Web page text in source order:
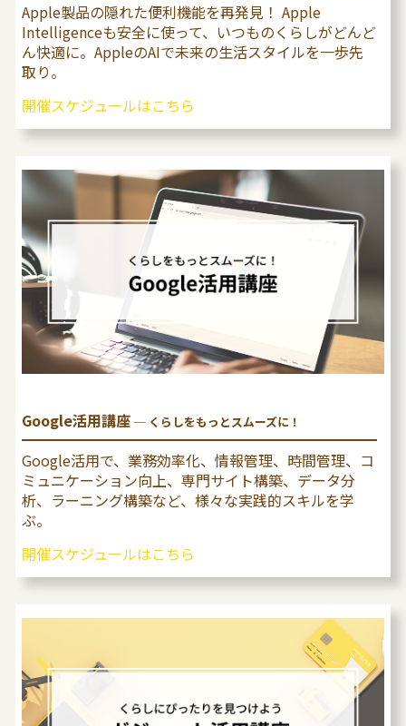
Apple製品の隠れた便利機能を再発⾒！ Apple
Intelligenceも安全に使って、いつものくらしがどんど
ん快適に。AppleのAIで未来の⽣活スタイルを⼀歩先
取り。
開催スケジュールはこちら
Google活用講座─ くらしをもっとスムーズに！
Google活⽤で、業務効率化、情報管理、時間管理、コ
ミュニケーション向上、専⾨サイト構築、データ分
析、ラーニング構築など、様々な実践的スキルを学
ぶ。
開催スケジュールはこちら